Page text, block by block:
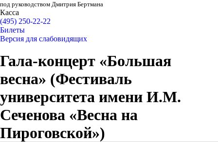
под руководством Дмитрия Бертмана
Касса
(495) 250-22-22
Билеты
Версия для слабовидящих
Гала-концерт «Большая
весна» (Фестиваль
университета имени И.М.
Сеченова «Весна на
Пироговской»)